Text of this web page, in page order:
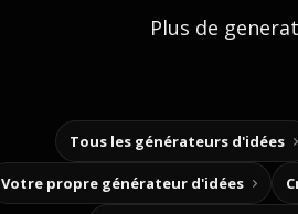
Plus de
Tous les générateurs d'idées
Votre propre générateur d'idées